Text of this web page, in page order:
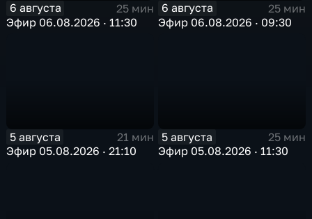
6 августа
25 мин
Эфир 06.08.2026 · 11:30
6 августа
25 мин
Эфир 06.08.2026 · 09:30
5 августа
21 мин
Эфир 05.08.2026 · 21:10
5 августа
25 мин
Эфир 05.08.2026 · 11:30